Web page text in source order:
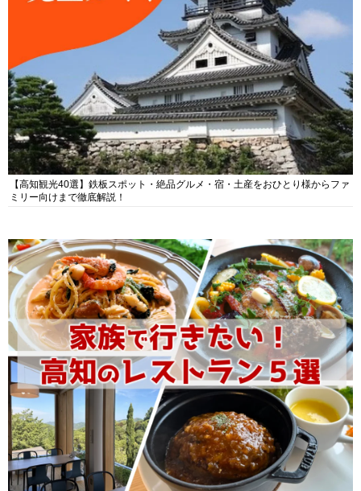
【高知観光40選】鉄板スポット・絶品グルメ・宿・土産をおひとり様からファ
ミリー向けまで徹底解説！